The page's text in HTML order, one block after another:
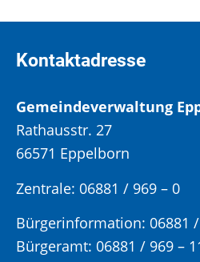
Kontaktadresse
Gemeindeverwaltung
Rathausstr. 27
66571 Eppelborn
Zentrale: 06881 / 969 – 0
Bürgerinformation: 06881
Bürgeramt: 06881 / 969 –